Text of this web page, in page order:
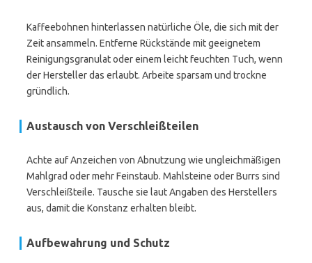
Kaffeebohnen hinterlassen natürliche Öle, die sich mit der
Zeit ansammeln. Entferne Rückstände mit geeignetem
Reinigungsgranulat oder einem leicht feuchten Tuch, wenn
der Hersteller das erlaubt. Arbeite sparsam und trockne
gründlich.
Austausch von Verschleißteilen
Achte auf Anzeichen von Abnutzung wie ungleichmäßigen
Mahlgrad oder mehr Feinstaub. Mahlsteine oder Burrs sind
Verschleißteile. Tausche sie laut Angaben des Herstellers
aus, damit die Konstanz erhalten bleibt.
Aufbewahrung und Schutz